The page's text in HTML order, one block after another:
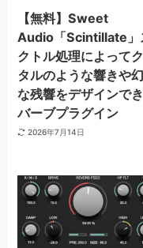
【無料】Sweet
Audio「Scintillate」
クトル処理によって
タルのような響きや
な残響をデザインで
バーブプラグイン
2026年7月14日